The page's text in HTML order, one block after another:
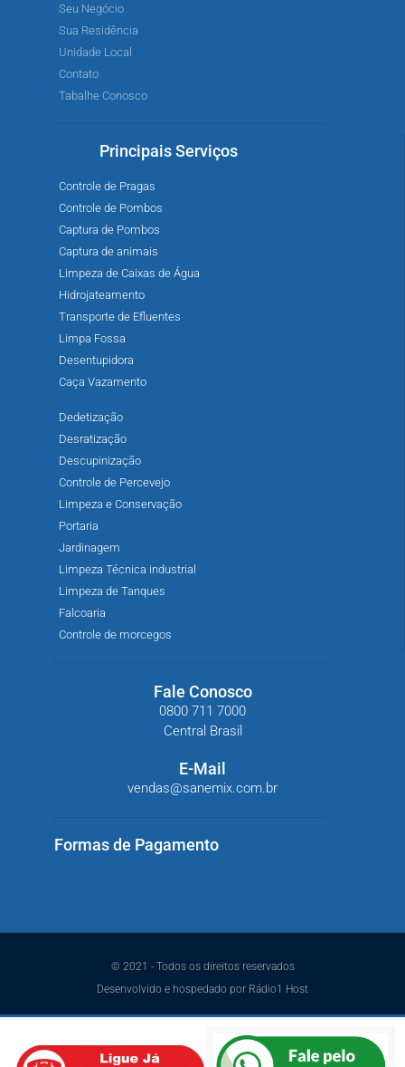
Seu Negócio
Sua Residência
Unidade Local
Contato
Tabalhe Conosco
Principais Serviços
Controle de Pragas
Controle de Pombos
Captura de Pombos
Captura de animais
Limpeza de Caixas de Água
Hidrojateamento
Transporte de Efluentes
Limpa Fossa
Desentupidora
Caça Vazamento
Dedetização
Desratização
Descupinização
Controle de Percevejo
Limpeza e Conservação
Portaria
Jardinagem
Limpeza Técnica industrial
Limpeza de Tanques
Falcoaria
Controle de morcegos
Fale Conosco
0800 711 7000
Central Brasil
E-Mail
vendas@sanemix.com.br
Formas de Pagamento
© 2021 - Todos os direitos reservados
Desenvolvido e hospedado por Rádio1 Host